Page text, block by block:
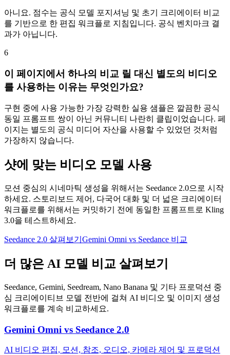
아니요. 점수는 공식 모델 포지셔닝 및 초기 크리에이터 비교
를 기반으로 한 편집 워크플로 지침입니다. 공식 벤치마크 결
과가 아닙니다.
6
이 페이지에서 하나의 비교 릴 대신 별도의 비디오
를 사용하는 이유는 무엇인가요?
구현 중에 사용 가능한 가장 강력한 실용 샘플은 깔끔한 공식
동일 프롬프트 쌍이 아닌 커뮤니티 나란히 클립이었습니다. 페
이지는 별도의 공식 미디어 자산을 사용할 수 있었던 것처럼
가장하지 않습니다.
샷에 맞는 비디오 모델 사용
모션 중심의 시네마틱 생성을 위해서는 Seedance 2.0으로 시작
하세요. 스토리보드 제어, 다국어 대화 및 더 넓은 크리에이터
워크플로를 위해서는 커밋하기 전에 동일한 프롬프트로 Kling
3.0을 테스트하세요.
Seedance 2.0 살펴보기 Gemini Omni vs Seedance 비교
더 많은 AI 모델 비교 살펴보기
Seedance, Gemini, Seedream, Nano Banana 및 기타 프로덕션 중
심 크리에이티브 모델 전반에 걸쳐 AI 비디오 및 이미지 생성
워크플로를 계속 비교하세요.
Gemini Omni vs Seedance 2.0
AI 비디오 편집, 모션, 참조, 오디오, 카메라 제어 및 프로덕션